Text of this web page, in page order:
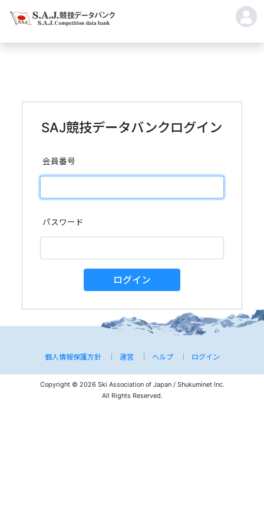
SAJ競技データバンクログイン
会員番号
パスワード
ログイン
個人情報保護方針 運営 ヘルプ ログイン
Copyright © 2026 Ski Association of Japan / Shukuminet Inc.
All Rights Reserved.